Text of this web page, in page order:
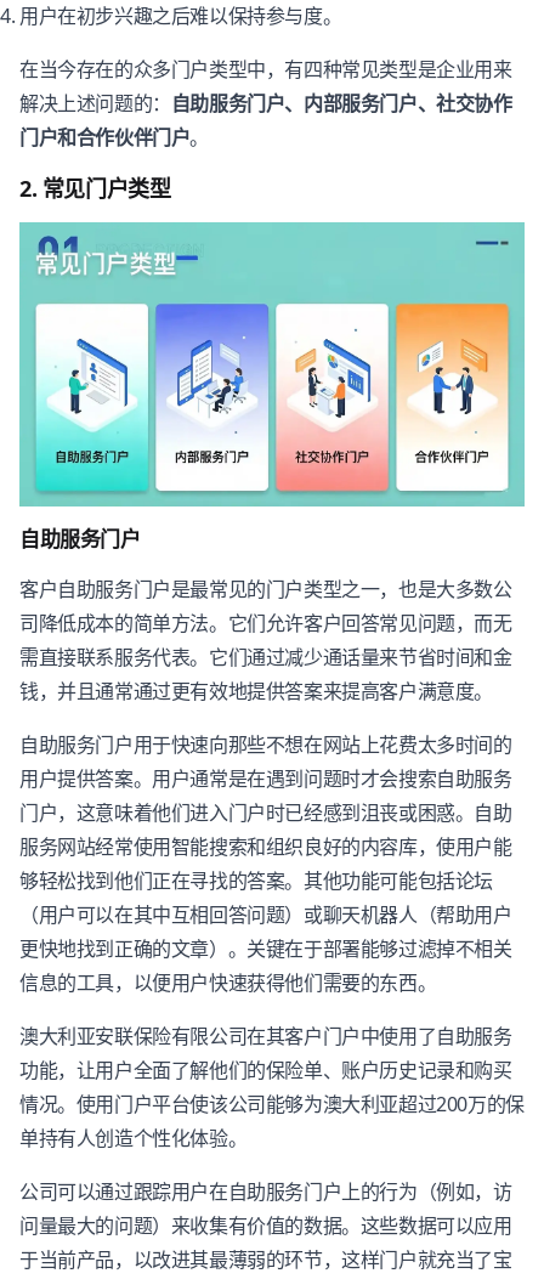
用户在初步兴趣之后难以保持参与度。
在当今存在的众多门户类型中，有四种常见类型是企业用来
解决上述问题的： 自助服务门户、内部服务门户、社交协作
门户和合作伙伴门户。
2. 常见门户类型
自助服务门户
客户自助服务门户是最常见的门户类型之一，也是大多数公
司降低成本的简单方法。它们允许客户回答常见问题，而无
需直接联系服务代表。它们通过减少通话量来节省时间和金
钱，并且通常通过更有效地提供答案来提高客户满意度。
自助服务门户用于快速向那些不想在网站上花费太多时间的
用户提供答案。用户通常是在遇到问题时才会搜索自助服务
门户，这意味着他们进入门户时已经感到沮丧或困惑。自助
服务网站经常使用智能搜索和组织良好的内容库，使用户能
够轻松找到他们正在寻找的答案。其他功能可能包括论坛
（用户可以在其中互相回答问题）或聊天机器人（帮助用户
更快地找到正确的文章）。关键在于部署能够过滤掉不相关
信息的工具，以便用户快速获得他们需要的东西。
澳大利亚安联保险有限公司在其客户门户中使用了自助服务
功能，让用户全面了解他们的保险单、账户历史记录和购买
情况。使用门户平台使该公司能够为澳大利亚超过200万的保
单持有人创造个性化体验。
公司可以通过跟踪用户在自助服务门户上的行为（例如，访
问量最大的问题）来收集有价值的数据。这些数据可以应用
于当前产品，以改进其最薄弱的环节，这样门户就充当了宝